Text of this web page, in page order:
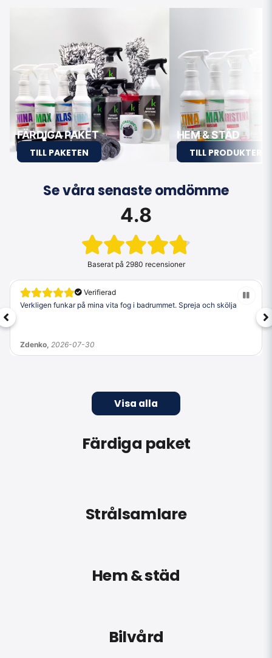
FÄRDIGA PAKET
TILL PAKETEN
HEM & STÄD
TILL
Se våra senaste omdömme
4.8
Baserat på 2980 recensioner
Verifierad
Verkligen funkar på mina vita fog i badrummet. Spreja och skölja
Zdenko, 2026-07-30
Visa alla
Färdiga paket
Strålsamlare
Hem & städ
Bilvård